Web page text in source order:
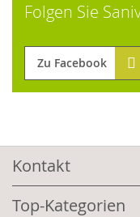
Folgen Sie
Zu Facebook
Kontakt
Top-Kategorien